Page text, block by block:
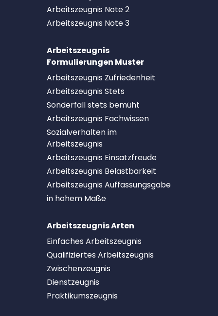
Arbeitszeugnis Note 2
Arbeitszeugnis Note 3
Arbeitszeugnis
Formulierungen Muster
Arbeitszeugnis Zufriedenheit
Arbeitszeugnis Stets
Sonderfall stets bemüht
Arbeitszeugnis Fachwissen
Sozialverhalten im
Arbeitszeugnis
Arbeitszeugnis Einsatzfreude
Arbeitszeugnis Belastbarkeit
Arbeitszeugnis Auffassungsgabe
in hohem Maße
Arbeitszeugnis Arten
Einfaches Arbeitszeugnis
Qualifiziertes Arbeitszeugnis
Zwischenzeugnis
Dienstzeugnis
Praktikumszeugnis